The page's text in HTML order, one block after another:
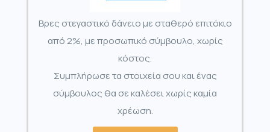
Βρες στεγαστικό δάνειο με σταθερό επιτόκιο
από 2%, με προσωπικό σύμβουλο, χωρίς
κόστος.
Συμπλήρωσε τα στοιχεία σου και ένας
σύμβουλος θα σε καλέσει χωρίς καμία
χρέωση.